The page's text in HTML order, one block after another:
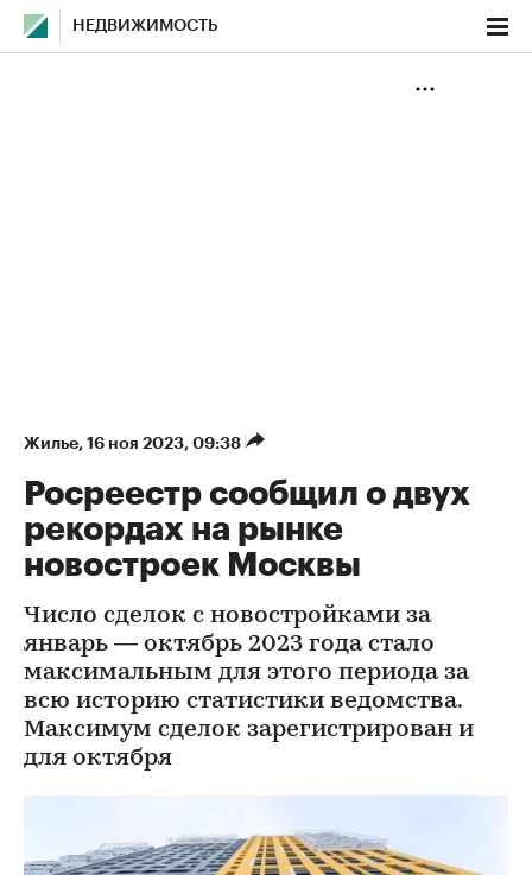
НЕДВИЖИМОСТЬ
Жилье⁠, 16 ноя 2023, 09:38
Росреестр сообщил о двух
рекордах на рынке
новостроек Москвы
Число сделок с новостройками за
январь — октябрь 2023 года стало
максимальным для этого периода за
всю историю статистики ведомства.
Максимум сделок зарегистрирован и
для октября